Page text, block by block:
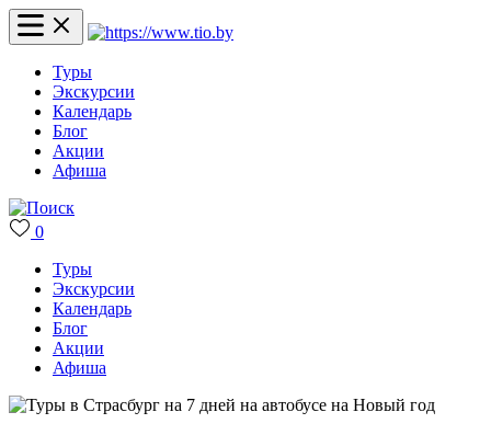
Туры
Экскурсии
Календарь
Блог
Акции
Афиша
0
Туры
Экскурсии
Календарь
Блог
Акции
Афиша